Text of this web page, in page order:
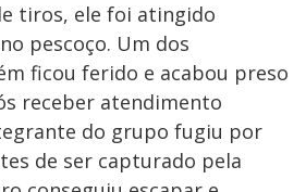
tiros, ele foi atingido
pescoço. Um dos
ficou ferido e acabou preso
receber atendimento
do grupo fugiu por
de ser capturado pela